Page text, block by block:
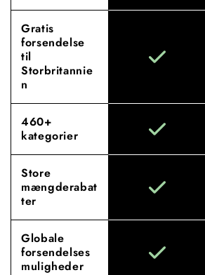
Gratis
forsendelse
til
Storbritannie
n
460+
kategorier
Store
mængderabat
ter
Globale
forsendelses
muligheder